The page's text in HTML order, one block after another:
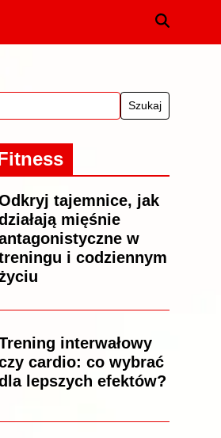
tajemnice, jak
mięśnie
w
i codziennym
interwałowy
cardio: co wybrać
lepszych efektów?